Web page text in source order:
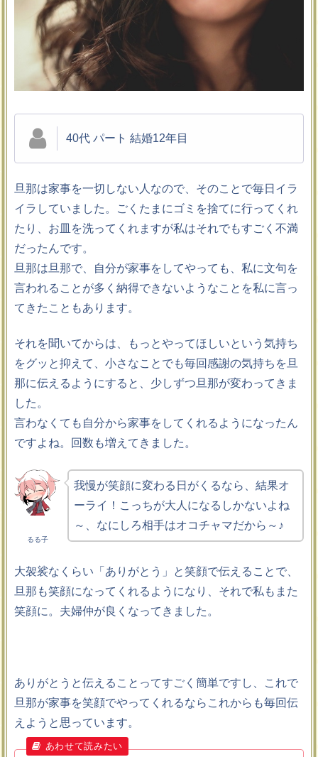
40代 パート 結婚12年目
旦那は家事を一切しない人なので、そのことで毎日イラ
イラしていました。ごくたまにゴミを捨てに行ってくれ
たり、お皿を洗ってくれますが私はそれでもすごく不満
だったんです。
旦那は旦那で、自分が家事をしてやっても、私に文句を
言われることが多く納得できないようなことを私に言っ
てきたこともあります。
それを聞いてからは、もっとやってほしいという気持ち
をグッと抑えて、小さなことでも毎回感謝の気持ちを旦
那に伝えるようにすると、少しずつ旦那が変わってきま
した。
言わなくても自分から家事をしてくれるようになったん
ですよね。回数も増えてきました。
るる子
我慢が笑顔に変わる日がくるなら、結果オ
ーライ！こっちが大人になるしかないよね
～、なにしろ相手はオコチャマだから～♪
大袈裟なくらい「ありがとう」と笑顔で伝えることで、
旦那も笑顔になってくれるようになり、それで私もまた
笑顔に。夫婦仲が良くなってきました。
ありがとうと伝えることってすごく簡単ですし、これで
旦那が家事を笑顔でやってくれるならこれからも毎回伝
えようと思っています。